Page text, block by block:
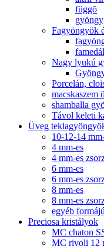
függõ
gyöngy
Fagyöngyök
Nagy lyukú
Porcelán,
macskaszem
shamballa
Távol keleti
Üveg
10-12-14
4 mm-es
4 mm-es
6 mm-es
6 mm-es
8 mm-es
8 mm-es
egyéb
Preciosa kristályok
MC chaton
MC rivoli 12